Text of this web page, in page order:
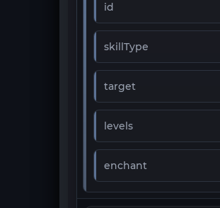
id
skillType
target
levels
enchant